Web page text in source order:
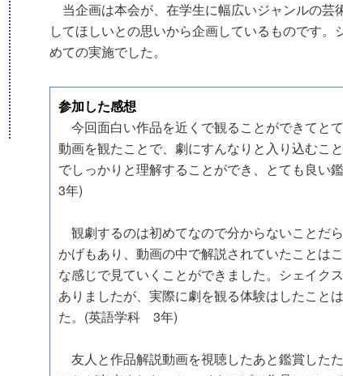
当企画は本会が、在学生に幅広いジャンルの芸
してほしいとの思いから企画しているものです
めての実施でした。
参加した感想
今回面白い作品を近くで観ることができてと
動画を観たことで、劇にすんなりと入り込むこ
でしっかりと理解することができ、とても良い
3年)
観劇するのは初めてなので分からないことだ
かげもあり、動画の中で解説されていたことは
な感じで見ていくことができました。シェイク
ありましたが、実際に劇を観る体験はしたこと
た。(英語学科 3年)
友人と作品解説動画を視聴したあと鑑賞した